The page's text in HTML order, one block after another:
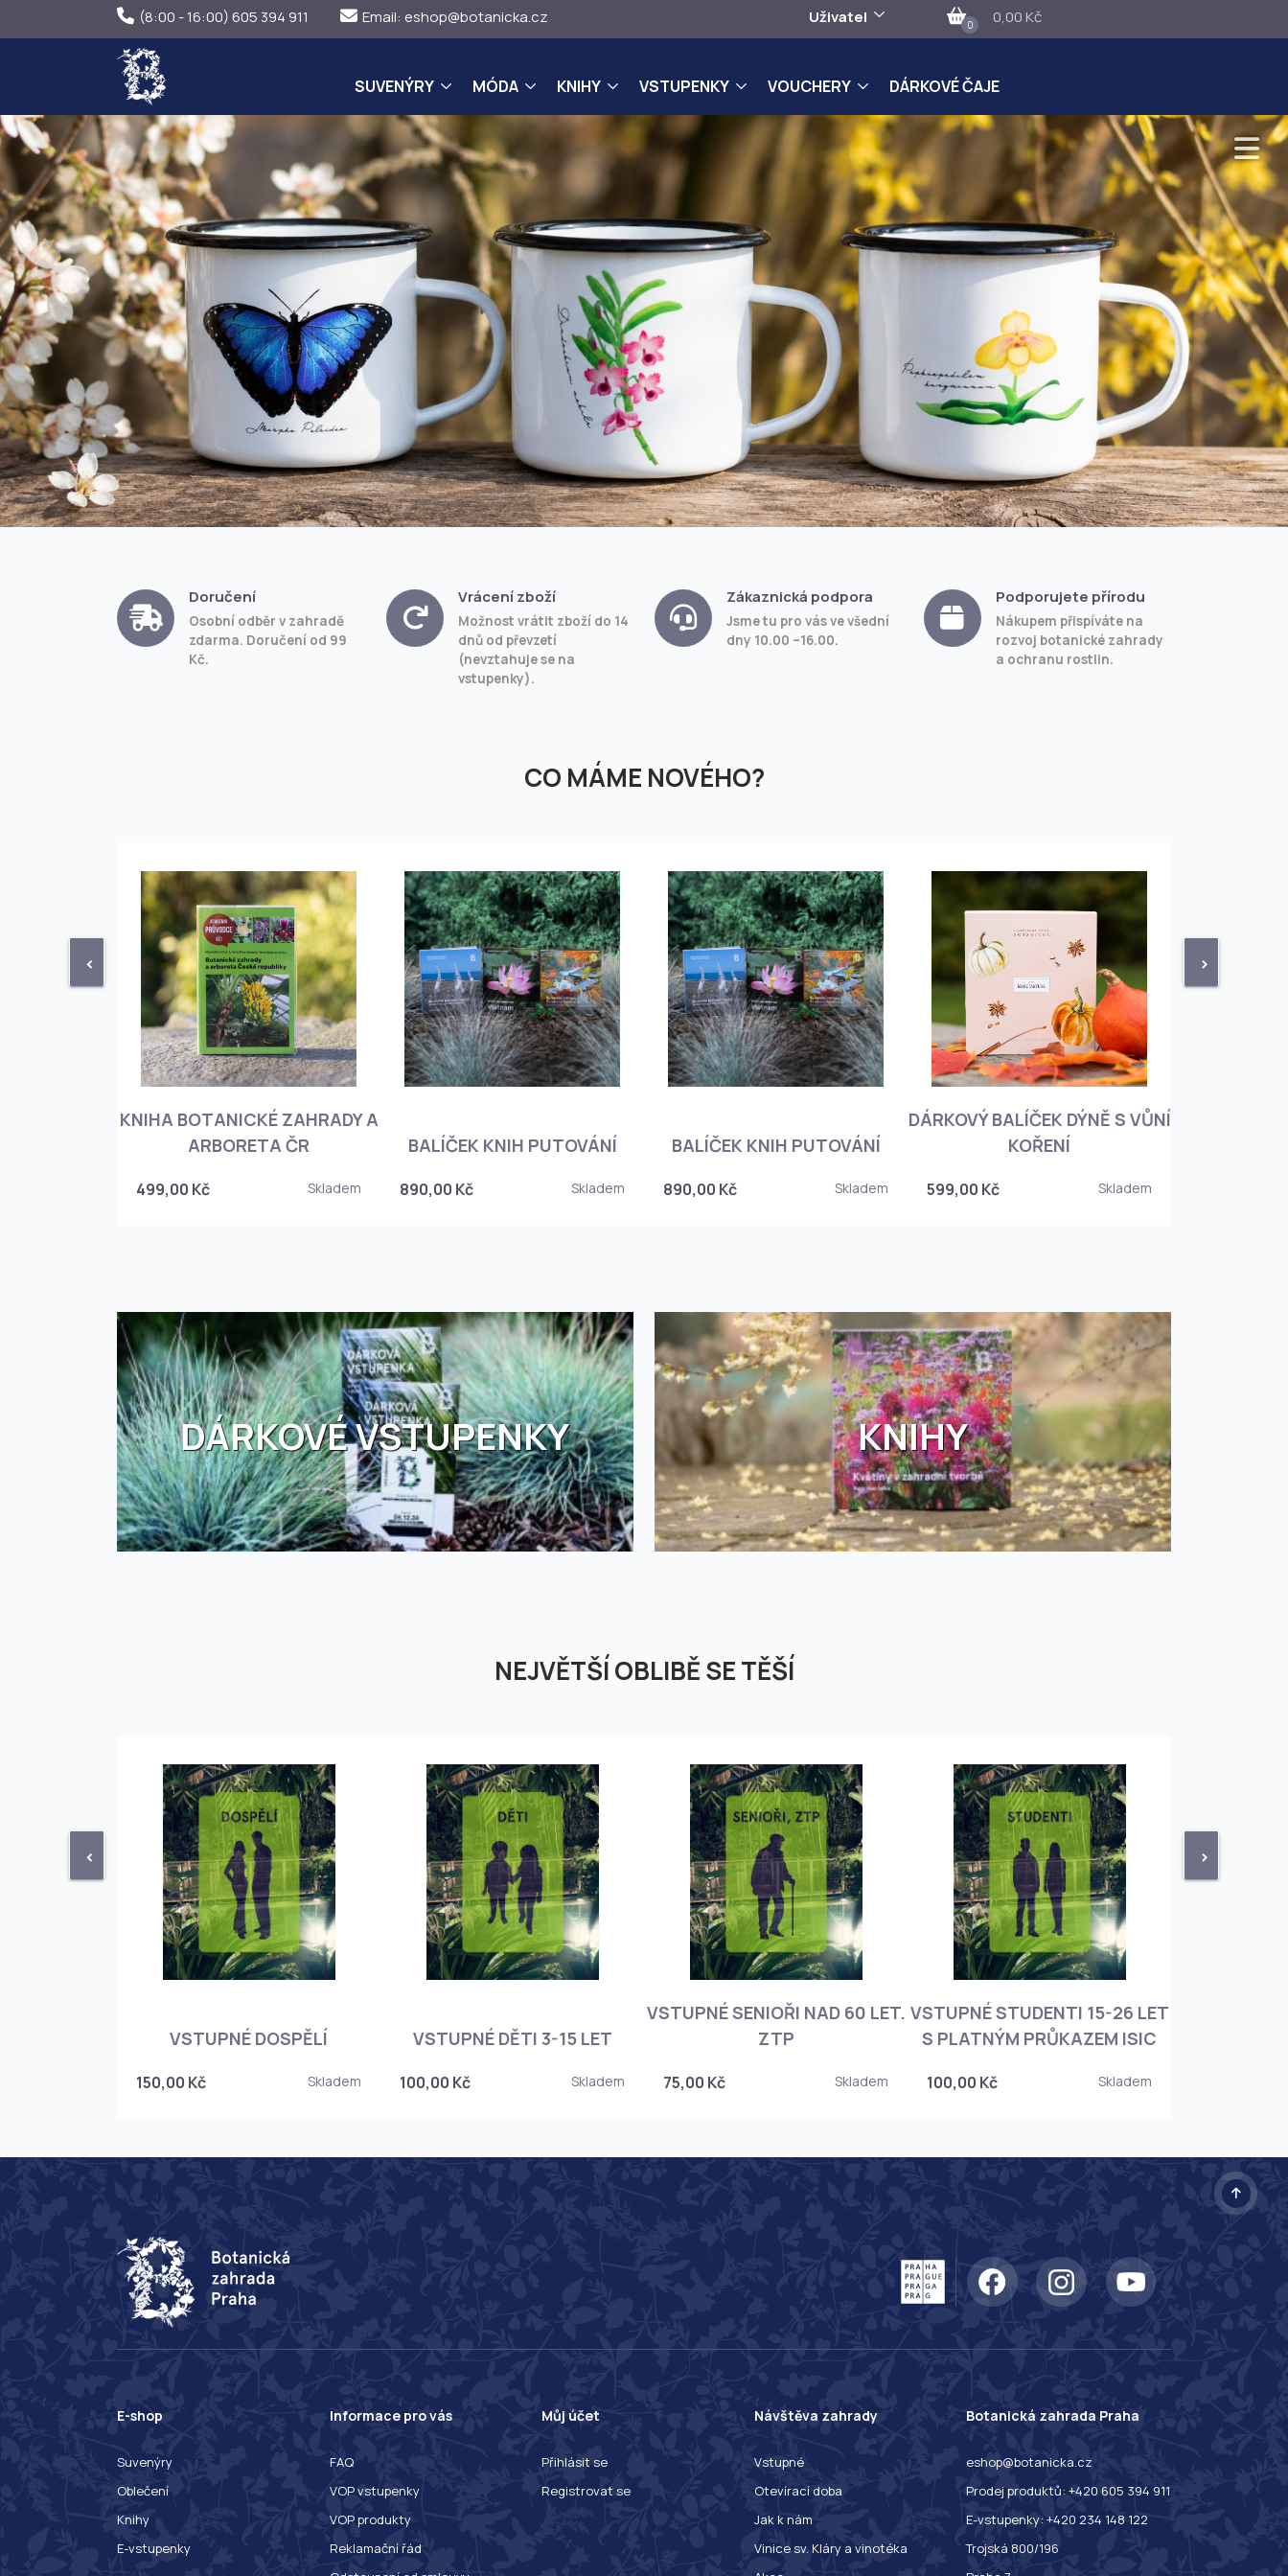
(8:00 - 16:00) 605 394 911 Email: eshop@botanicka.cz Uživatel 0 0,00 Kč
SUVENÝRY MÓDA KNIHY VSTUPENKY VOUCHERY DÁRKOVÉ ČAJE
Doručení
Osobní odběr v zahradě
zdarma. Doručení od 99
Kč.
Vrácení zboží
Možnost vrátit zboží do 14
dnů od převzetí
(nevztahuje se na
vstupenky).
Zákaznická podpora
Jsme tu pro vás ve všední
dny 10.00 –16.00.
Podporujete přírodu
Nákupem přispíváte na
rozvoj botanické zahrady
a ochranu rostlin.
CO MÁME NOVÉHO?
< >
KNIHA BOTANICKÉ ZAHRADY A
ARBORETA ČR
499,00 Kč Skladem
BALÍČEK KNIH PUTOVÁNÍ
890,00 Kč Skladem
BALÍČEK KNIH PUTOVÁNÍ
890,00 Kč Skladem
DÁRKOVÝ BALÍČEK DÝNĚ S VŮNÍ
KOŘENÍ
599,00 Kč Skladem
DÁRKOVÉ VSTUPENKY KNIHY
NEJVĚTŠÍ OBLIBĚ SE TĚŠÍ
< >
VSTUPNÉ DOSPĚLÍ
150,00 Kč Skladem
VSTUPNÉ DĚTI 3-15 LET
100,00 Kč Skladem
VSTUPNÉ SENIOŘI NAD 60 LET.
ZTP
75,00 Kč Skladem
VSTUPNÉ STUDENTI 15-26 LET
S PLATNÝM PRŮKAZEM ISIC
100,00 Kč Skladem
E-shop
Suvenýry
Oblečení
Knihy
E-vstupenky
Informace pro vás
FAQ
VOP vstupenky
VOP produkty
Reklamační řád
Můj účet
Přihlásit se
Registrovat se
Návštěva zahrady
Vstupné
Otevírací doba
Jak k nám
Vinice sv. Kláry a vinotéka
Botanická zahrada Praha
eshop@botanicka.cz
Prodej produktů: +420 605 394 911
E-vstupenky: +420 234 148 122
Trojská 800/196